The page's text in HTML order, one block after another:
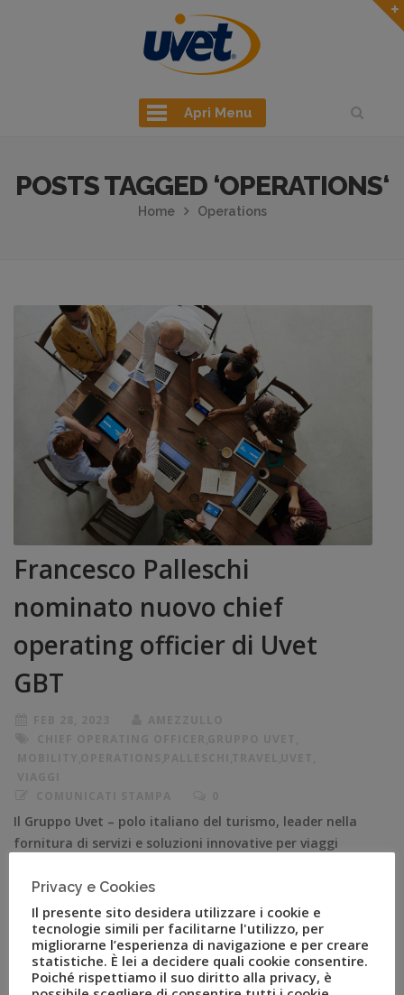
Apri Menu
POSTS TAGGED ‘OPERATIONS‘
Home Operations
Francesco Palleschi
nominato nuovo chief
operating officier di Uvet
GBT
Il Gruppo Uvet – polo italiano del turismo, leader nella
fornitura di servizi e soluzioni innovative per viaggi
aver nominato Francesco Palleschi nuovo Chief
Operating Officer di Uvet Global Business Travel (Uvet
GBT), la joint venture del Gruppo attiva in ambito
mobility e business travel. Francesco Palleschi, […]
Privacy e Cookies
Il presente sito desidera utilizzare i cookie e
tecnologie simili per facilitarne l'utilizzo, per
migliorarne l’esperienza di navigazione e per creare
statistiche. È lei a decidere quali cookie consentire.
Poiché rispettiamo il suo diritto alla privacy, è